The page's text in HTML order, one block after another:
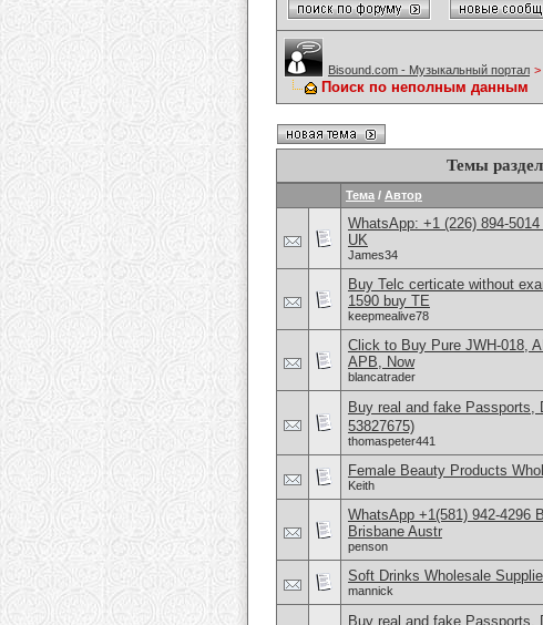
Bisound.com - Музыкальный портал >
Поиск по неполным данным
Темы
Тема / Автор
WhatsApp: +1 (226) 894-
UK
James34
Buy Telc certicate without
1590 buy TE
keepmealive78
Click to Buy Pure JWH-018,
APB, Now
blancatrader
Buy real and fake Passports,
53827675)
thomaspeter441
Female Beauty Products
Keith
WhatsApp +1(581) 942-4296
Brisbane Austr
penson
Soft Drinks Wholesale
mannick
Buy real and fake Passports,